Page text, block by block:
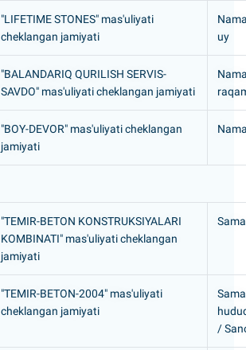
"LIFETIME STONES" mas'uliyati
cheklangan jamiyati
uy
"BALANDARIQ QURILISH SERVIS-
SAVDO" mas'uliyati cheklangan jamiyati
"BOY-DEVOR" mas'uliyati cheklangan
jamiyati
"TEMIR-BETON KONSTRUKSIYALARI
KOMBINATI" mas'uliyati cheklangan
jamiyati
"TEMIR-BETON-2004" mas'uliyati
cheklangan jamiyati
/